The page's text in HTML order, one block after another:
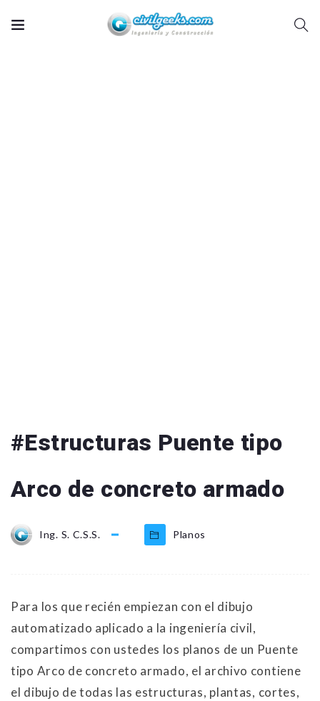
#Estructuras Puente tipo
Arco de concreto armado
Ing. S. C.S.S. Planos
Para los que recién empiezan con el dibujo
automatizado aplicado a la ingeniería civil,
compartimos con ustedes los planos de un Puente
tipo Arco de concreto armado, el archivo contiene
el dibujo de todas las estructuras, plantas, cortes,